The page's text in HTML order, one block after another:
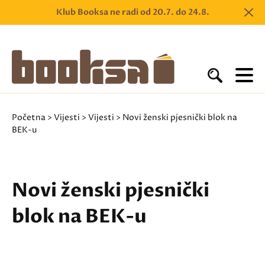
Klub Booksa ne radi od 20.7. do 24.8.
Početna > Vijesti > Vijesti > Novi ženski pjesnički blok na
BEK-u
Novi ženski pjesnički
blok na BEK-u